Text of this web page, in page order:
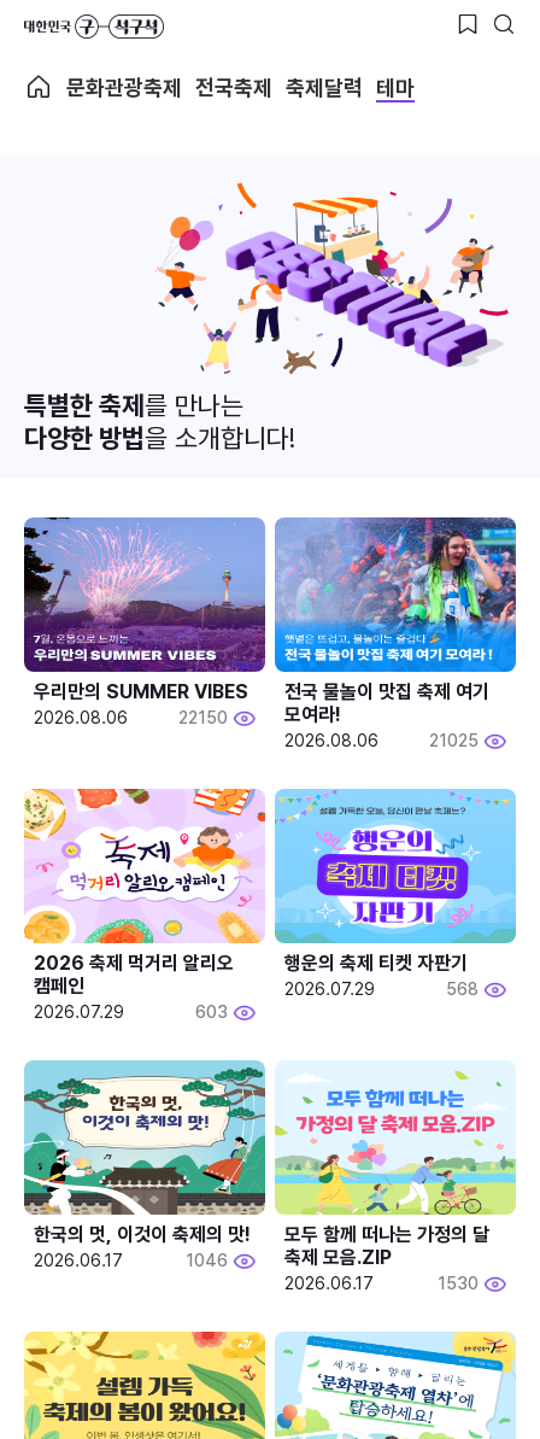
문화관광축제 전국축제 축제달력 테마
특별한 축제를 만나는
다양한 방법을 소개합니다!
우리만의 SUMMER VIBES
2026.08.06 22150
전국 물놀이 맛집 축제 여기
모여라!
2026.08.06 21025
2026 축제 먹거리 알리오
캠페인
2026.07.29 603
행운의 축제 티켓 자판기
2026.07.29 568
한국의 멋, 이것이 축제의 맛!
2026.06.17 1046
모두 함께 떠나는 가정의 달
축제 모음.ZIP
2026.06.17 1530